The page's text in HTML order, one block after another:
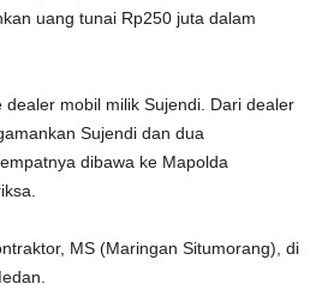
uang tunai Rp250 juta dalam
dealer mobil milik Sujendi. Dari dealer
Sujendi dan dua
dibawa ke Mapolda
MS (Maringan Situmorang), di